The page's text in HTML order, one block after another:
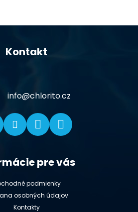
Kontakt
info@chlorito.cz
pre vás
podmienky
osobných údajov
Kontakty